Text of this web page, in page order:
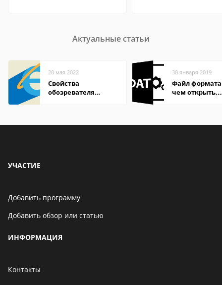
Актуальные статьи
20 мая 2022
Свойства
обозревателя
30 января 2019
Файл формата
чем открыть,
УЧАСТИЕ
Добавить программу
Добавить обзор или статью
ИНФОРМАЦИЯ
Контакты